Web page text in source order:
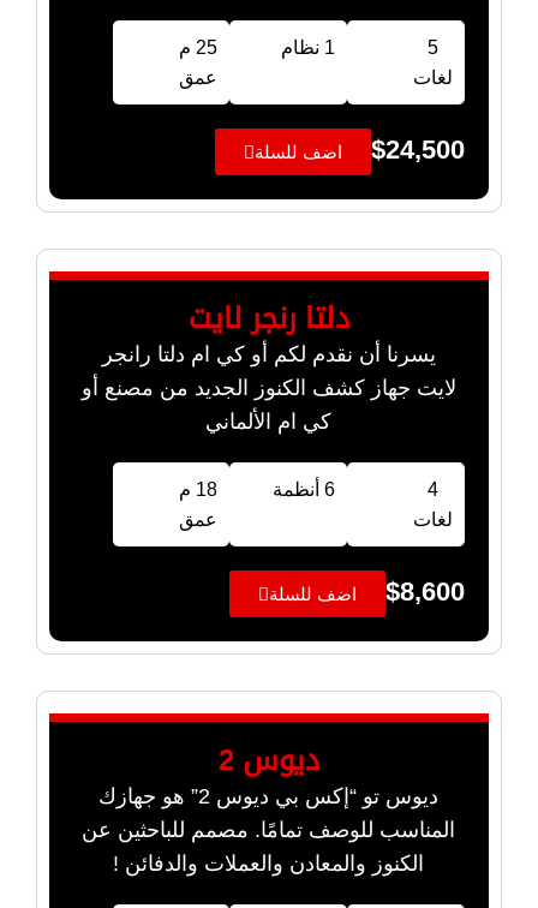
5
لغات
1 نظام
25 م
عمق
$24,500 اضف للسلة
دلتا رنجر لايت
يسرنا أن نقدم لكم أو كي ام دلتا رانجر
لايت جهاز كشف الكنوز الجديد من مصنع أو
كي ام الألماني
4
لغات
6 أنظمة
18 م
عمق
$8,600 اضف للسلة
ديوس 2
ديوس تو “إكس بي ديوس 2” هو جهازك
المناسب للوصف تمامًا. مصمم للباحثين عن
الكنوز والمعادن والعملات والدفائن !